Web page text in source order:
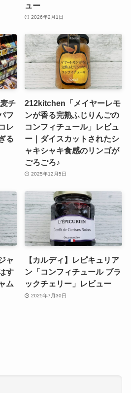
ュー
2026年2月1日
チ
フ
レ
る
212kitchen「メイヤーレモ
ンが香る完熟ふじりんごの
コンフィチュール」レビュ
ー｜ダイスカットされたシ
ャキシャキ食感のリンゴが
ごろごろ♪
2025年12月5日
ャ
す
ム
【カルディ】レピキュリア
ン「コンフィチュール ブラ
ックチェリー」レビュー
2025年7月30日